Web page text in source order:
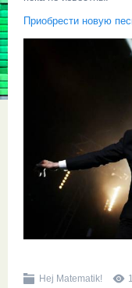
Приобрести новую
Hej Matematik!